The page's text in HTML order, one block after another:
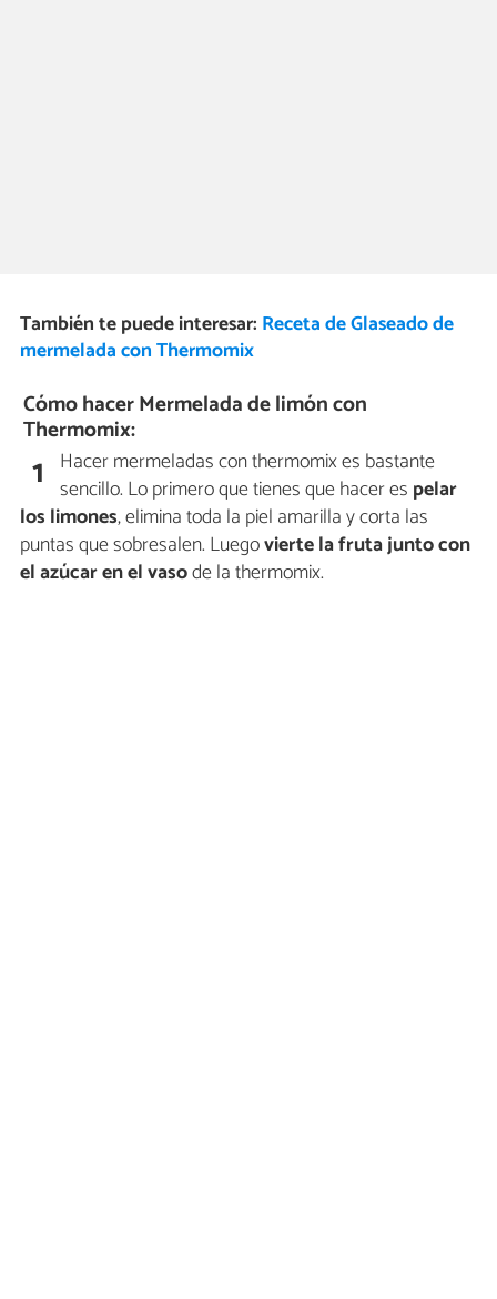
También te puede interesar: Receta de Glaseado de
mermelada con Thermomix
Cómo hacer Mermelada de limón con
Thermomix:
1 Hacer mermeladas con thermomix es bastante
sencillo. Lo primero que tienes que hacer es pelar
los limones, elimina toda la piel amarilla y corta las
puntas que sobresalen. Luegovierte la fruta junto con
el azúcar en el vasode la thermomix.